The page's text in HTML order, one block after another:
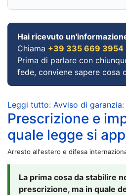
Hai ricevuto
Chiama +39 335 669 3954
Prima di parlare con
fede, conviene sapere cosa
Leggi tutto: Avviso di
Prescrizione e
quale legge si
Arresto all'estero e difesa
La prima cosa da stabilire
prescrizione, ma in quale